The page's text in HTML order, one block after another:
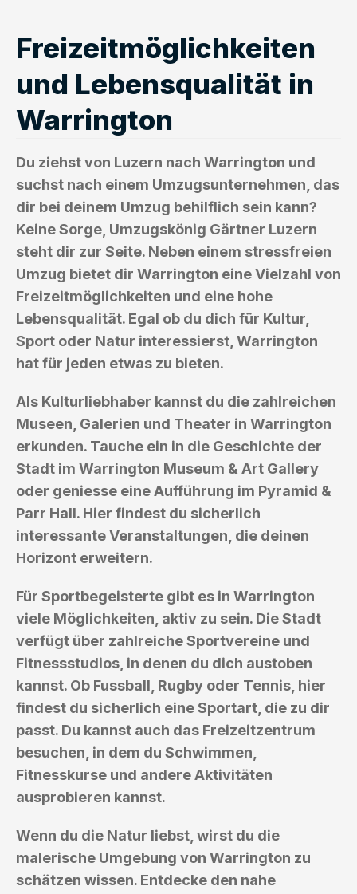
Freizeitmöglichkeiten
und Lebensqualität in
Warrington
Du ziehst von Luzern nach Warrington und
suchst nach einem Umzugsunternehmen, das
dir bei deinem Umzug behilflich sein kann?
Keine Sorge, Umzugskönig Gärtner Luzern
steht dir zur Seite. Neben einem stressfreien
Umzug bietet dir Warrington eine Vielzahl von
Freizeitmöglichkeiten und eine hohe
Lebensqualität. Egal ob du dich für Kultur,
Sport oder Natur interessierst, Warrington
hat für jeden etwas zu bieten.
Als Kulturliebhaber kannst du die zahlreichen
Museen, Galerien und Theater in Warrington
erkunden. Tauche ein in die Geschichte der
Stadt im Warrington Museum & Art Gallery
oder geniesse eine Aufführung im Pyramid &
Parr Hall. Hier findest du sicherlich
interessante Veranstaltungen, die deinen
Horizont erweitern.
Für Sportbegeisterte gibt es in Warrington
viele Möglichkeiten, aktiv zu sein. Die Stadt
verfügt über zahlreiche Sportvereine und
Fitnessstudios, in denen du dich austoben
kannst. Ob Fussball, Rugby oder Tennis, hier
findest du sicherlich eine Sportart, die zu dir
passt. Du kannst auch das Freizeitzentrum
besuchen, in dem du Schwimmen,
Fitnesskurse und andere Aktivitäten
ausprobieren kannst.
Wenn du die Natur liebst, wirst du die
malerische Umgebung von Warrington zu
schätzen wissen. Entdecke den nahe